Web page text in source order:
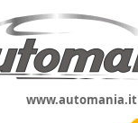
www.automania.it